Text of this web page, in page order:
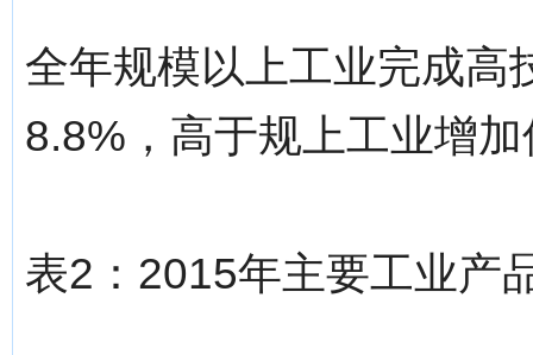
全年规模以上工业完成高
8.8%，高于规上工业增
表2：2015年主要工业产